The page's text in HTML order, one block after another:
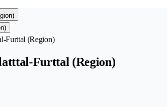
Furttal (Region)
Furttal (Region)